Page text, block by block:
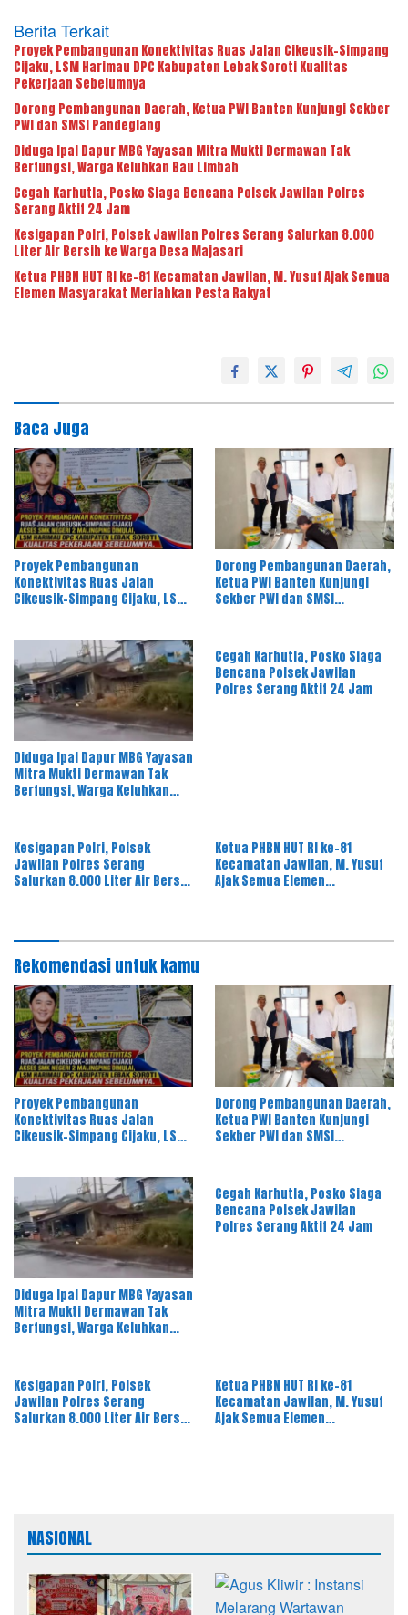
Berita Terkait
Proyek Pembangunan Konektivitas Ruas Jalan Cikeusik–Simpang
Cijaku, LSM Harimau DPC Kabupaten Lebak Soroti Kualitas
Pekerjaan Sebelumnya
Dorong Pembangunan Daerah, Ketua PWI Banten Kunjungi Sekber
PWI dan SMSI Pandeglang
Diduga Ipal Dapur MBG Yayasan Mitra Mukti Dermawan Tak
Berfungsi, Warga Keluhkan Bau Limbah
Cegah Karhutla, Posko Siaga Bencana Polsek Jawilan Polres
Serang Aktif 24 Jam
Kesigapan Polri, Polsek Jawilan Polres Serang Salurkan 8.000
Liter Air Bersih ke Warga Desa Majasari
Ketua PHBN HUT RI ke-81 Kecamatan Jawilan, M. Yusuf Ajak Semua
Elemen Masyarakat Meriahkan Pesta Rakyat
Baca Juga
Proyek Pembangunan
Konektivitas Ruas Jalan
Cikeusik–Simpang Cijaku, LSM
Sebelumnya
Dorong Pembangunan Daerah,
Ketua PWI Banten Kunjungi
Sekber PWI dan SMSI
Diduga Ipal Dapur MBG Yayasan
Mitra Mukti Dermawan Tak
Berfungsi, Warga Keluhkan
Cegah Karhutla, Posko Siaga
Bencana Polsek Jawilan
Polres Serang Aktif 24 Jam
Kesigapan Polri, Polsek
Jawilan Polres Serang
Salurkan 8.000 Liter Air Bersih
Ketua PHBN HUT RI ke-81
Kecamatan Jawilan, M. Yusuf
Ajak Semua Elemen
Rekomendasi untuk kamu
Proyek Pembangunan
Konektivitas Ruas Jalan
Cikeusik–Simpang Cijaku, LSM
Sebelumnya
Dorong Pembangunan Daerah,
Ketua PWI Banten Kunjungi
Sekber PWI dan SMSI
Diduga Ipal Dapur MBG Yayasan
Mitra Mukti Dermawan Tak
Berfungsi, Warga Keluhkan
Cegah Karhutla, Posko Siaga
Bencana Polsek Jawilan
Polres Serang Aktif 24 Jam
Kesigapan Polri, Polsek
Jawilan Polres Serang
Salurkan 8.000 Liter Air Bersih
Ketua PHBN HUT RI ke-81
Kecamatan Jawilan, M. Yusuf
Ajak Semua Elemen
NASIONAL